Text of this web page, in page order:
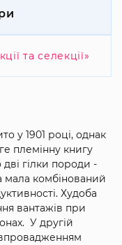
та селекції»
у 1901 році, однак
племінну книгу
дві гілки породи -
мала комбінований
Худоба
вантажів при
У другій
впровадженням